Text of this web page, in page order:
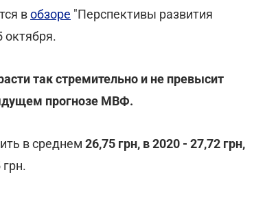
вобзоре "Перспективы развития
октября.
так стремительно и не превысит
прогнозе МВФ.
в среднем 26,75 грн, в 2020 - 27,72 грн,